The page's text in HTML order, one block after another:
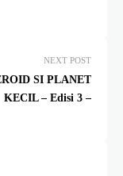
NEXT POST
SI PLANET
KECIL – Edisi 3 –